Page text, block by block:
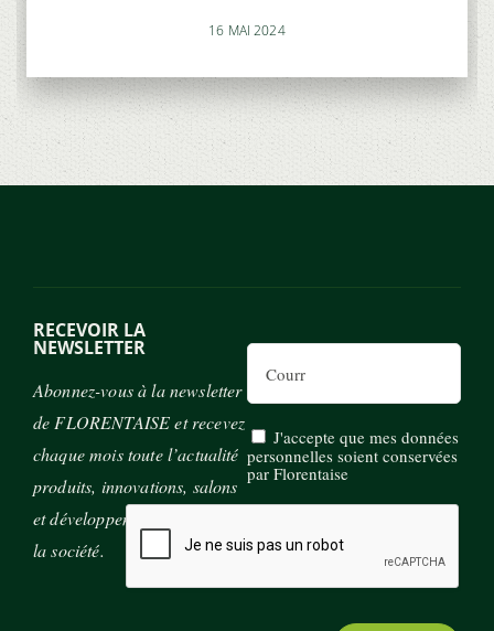
16 MAI 2024
RECEVOIR LA
NEWSLETTER
Abonnez-vous à la newsletter
de FLORENTAISE et recevez
chaque mois toute l’actualité
produits, innovations, salons
et développement durable de
la société.
Email
J'accepte que mes données
personnelles soient conservées
par Florentaise